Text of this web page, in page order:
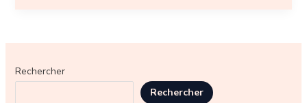
Rechercher
Rechercher